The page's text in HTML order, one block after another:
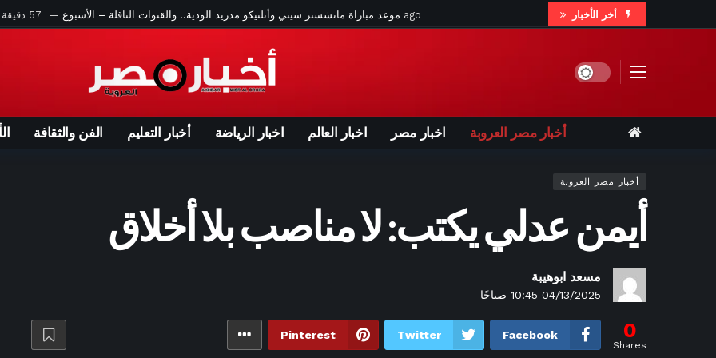
أخر الأخبار روسيا تعلن إسقاط 153 طائرة مسيرة أوكرانيةساعة واحدة ago
حين تصبح العقول ميدان الحرب.. مصر في مواجهة معركة الوعي – الأسبوع
موعد مباراة آرسنال وبوروسيا دورتموند اليوم في كأس الإمارات.. والقنوات الناقلة
شاهد.. نائب ترشق رئيس وزراء كوسوفو المؤقت بالبيضساعتين ago
لواء متقاعد يشهر سلاحه ويصفع معلما داخل مدرسة سودانية 3 ساعات ago
زوج ينسى زوجته في محطة وقود ويكتشف غيابها بعد 6 ساعات5 ساعات ago
لإسهاماته في صناعة السينما.. جوادانينو يحصد جائزة مهرجان فينيسيا 2026 – الأسبوع6 ساعات ago
تقديرا لمسيرته الفنية.. تتويج هيرتسوج بجائزة مهرجان سان سيباستيان السينمائي7 ساعات ago
النار تلاحق السكان.. 20 ألف شخص يخلون منازلهم في كندا
Dark mode
أخبار مصر العروبة اخبار مصر اخبار العالم اخبار الرياضة أخبار التعليم الفن والثقافة
أخبار مصر العروبة
أيمن عدلي يكتب: لا مناصب بلا أخلاق
مسعد ابوهيبة
04/13/2025 10:45 صباحًا
0
Shares
Facebook
Twitter
Pinterest